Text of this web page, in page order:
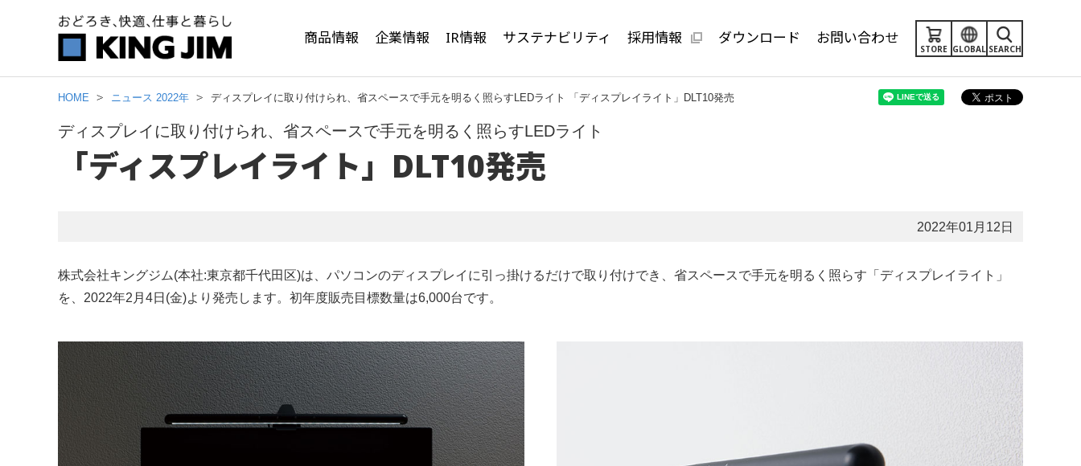
SEARCH
GLOBAL
STORE
商品情報 企業情報 IR情報 サステナビリティ 採用情報 ダウンロード お問い合わせ
HOME ニュース 2022年 ディスプレイに取り付けられ、省スペースで手元を明るく照らすLEDライト 「ディスプレイライト」DLT10発売
ディスプレイに取り付けられ、省スペースで手元を明るく照らすLEDライト
「ディスプレイライト」DLT10発売
2022年01月12日
株式会社キングジム(本社:東京都千代田区)は、パソコンのディスプレイに引っ掛けるだけで取り付けでき、省スペースで手元を明るく照らす「ディスプレイライト」
を、2022年2月4日(金)より発売します。初年度販売目標数量は6,000台です。